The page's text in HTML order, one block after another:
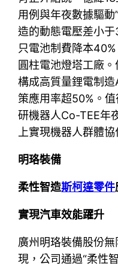
用例與年夜數據驅
造的動態電壓差小
只電池制費降本
圓柱電池燈塔工廠。
構成高質量鋰電制
策應用率超50%。
研機器人Co-TEE年
上實現機器人群體協
明珞裝備
柔性智造斯柯達零件
實現汽車效能躍升
廣州明珞裝備股份
現，公司通過“柔性